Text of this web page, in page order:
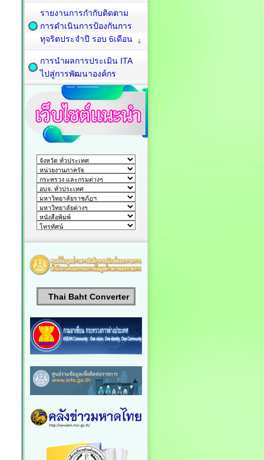
รายงานการกำกับติดตาม
การดำเนินการป้องกันการ
ทุจริตประจำปี รอบ 6เดือน
การนำผลการประเมิน ITA
ไปสู่การพัฒนาองค์กร
Thai Baht Converter